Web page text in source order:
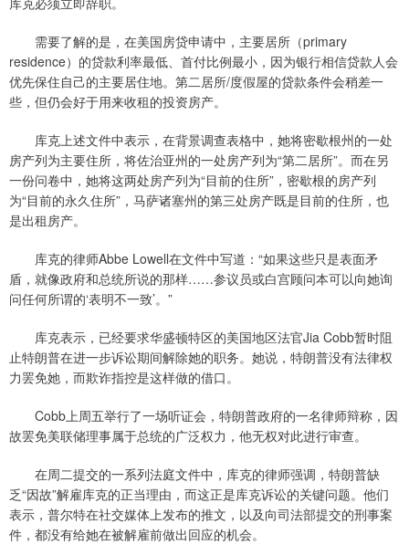
需要了解的是，在美国房贷申请中，主要居所（primary
residence）的贷款利率最低、首付比例最小，因为银行相信贷款人会
优先保住自己的主要居住地。第二居所/度假屋的贷款条件会稍差一
些，但仍会好于用来收租的投资房产。
库克上述文件中表示，在背景调查表格中，她将密歇根州的一处
房产列为主要住所，将佐治亚州的一处房产列为“第二居所”。而在另
一份问卷中，她将这两处房产列为“目前的住所”，密歇根的房产列
为“目前的永久住所”，马萨诸塞州的第三处房产既是目前的住所，也
是出租房产。
库克的律师Abbe Lowell在文件中写道：“如果这些只是表面矛
盾，就像政府和总统所说的那样……参议员或白宫顾问本可以向她询
问任何所谓的‘表明不一致’。”
库克表示，已经要求华盛顿特区的美国地区法官Jia Cobb暂时阻
止特朗普在进一步诉讼期间解除她的职务。她说，特朗普没有法律权
力罢免她，而欺诈指控是这样做的借口。
Cobb上周五举行了一场听证会，特朗普政府的一名律师辩称，因
故罢免美联储理事属于总统的广泛权力，他无权对此进行审查。
在周二提交的一系列法庭文件中，库克的律师强调，特朗普缺
乏“因故”解雇库克的正当理由，而这正是库克诉讼的关键问题。他们
表示，普尔特在社交媒体上发布的推文，以及向司法部提交的刑事案
件，都没有给她在被解雇前做出回应的机会。